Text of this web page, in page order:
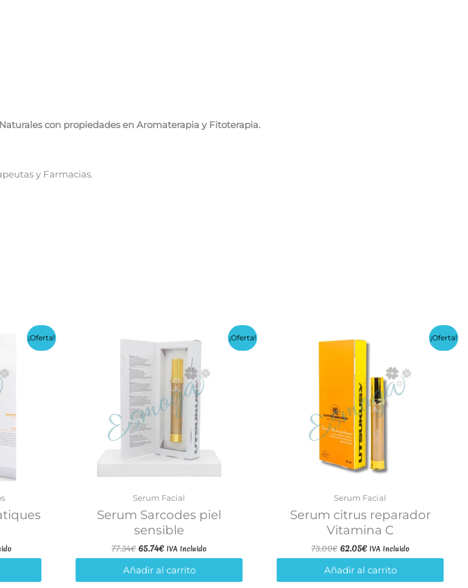
con propiedades en Aromaterapia y Fitoterapia.
y Farmacias.
¡Oferta! ¡Oferta!
Serum Facial
Serum Sarcodes piel
sensible
77.34€ El
precio
original
era:
65.74€El
precio
actual
es:
IVA Incluido
Añadir al carrito
¡Oferta!
Serum Facial
Serum citrus reparador
Vitamina C
73.00€ El
precio
original
era:
62.05€El
precio
actual
es:
IVA Incluido
Añadir al carrito